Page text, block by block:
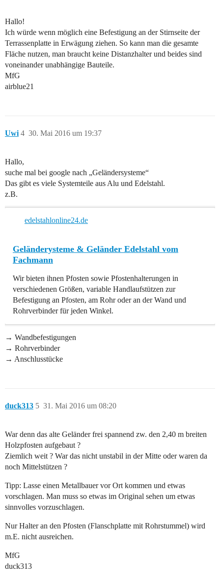
Hallo!
Ich würde wenn möglich eine Befestigung an der Stirnseite der
Terrassenplatte in Erwägung ziehen. So kann man die gesamte
Fläche nutzen, man braucht keine Distanzhalter und beides sind
voneinander unabhängige Bauteile.
MfG
airblue21
Uwi 30. Mai 2016 um 19:37
4
Hallo,
suche mal bei google nach „Geländersysteme“
Das gibt es viele Systemteile aus Alu und Edelstahl.
z.B.
edelstahlonline24.de
Geländerysteme & Geländer Edelstahl vom
Fachmann
Wir bieten ihnen Pfosten sowie Pfostenhalterungen in
verschiedenen Größen, variable Handlaufstützen zur
Befestigung an Pfosten, am Rohr oder an der Wand und
Rohrverbinder für jeden Winkel.
→ Wandbefestigungen
→ Rohrverbinder
→ Anschlusstücke
duck313 31. Mai 2016 um 08:20
5
War denn das alte Geländer frei spannend zw. den 2,40 m breiten
Holzpfosten aufgebaut ?
Ziemlich weit ? War das nicht unstabil in der Mitte oder waren da
noch Mittelstützen ?
Tipp: Lasse einen Metallbauer vor Ort kommen und etwas
vorschlagen. Man muss so etwas im Original sehen um etwas
sinnvolles vorzuschlagen.
Nur Halter an den Pfosten (Flanschplatte mit Rohrstummel) wird
m.E. nicht ausreichen.
MfG
duck313